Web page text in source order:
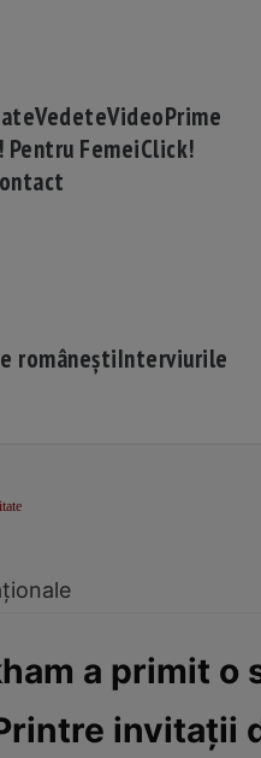
VedeteVideoPrime
Pentru FemeiClick!
româneștiInterviurile
a primit o
invitații